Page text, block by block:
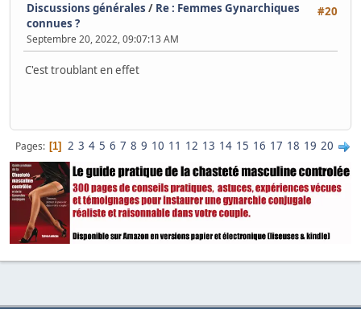
#20
Discussions générales / Re : Femmes Gynarchiques
connues ?
Septembre 20, 2022, 09:07:13 AM
C'est troublant en effet
Pages 1 2 3 4 5 6 7 8 9 10 11 12 13 14 15 16 17 18 19 20